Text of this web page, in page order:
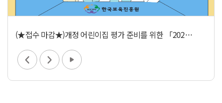
(★접수 마감★)개정 어린이집 평가 준비를 위한 「2025년 어린이집 현장방문 멘토링」 신청 안내(~ 3.11.(화)까지 기간연장)
다음 재생
보육교직원 국가자격증
어린이집 찾기